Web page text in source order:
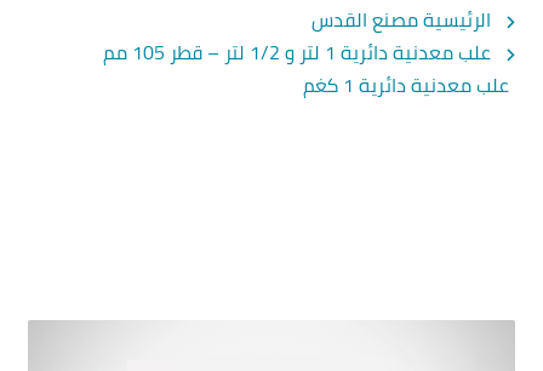
الرئيسية مصنع القدس
علب معدنية دائرية 1 لتر و 1/2 لتر – قطر 105 مم
علب معدنية دائرية 1 كغم